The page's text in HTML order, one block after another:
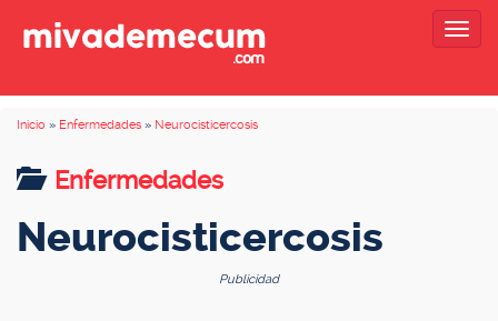
Inicio » Enfermedades » Neurocisticercosis
Enfermedades
Neurocisticercosis
Publicidad